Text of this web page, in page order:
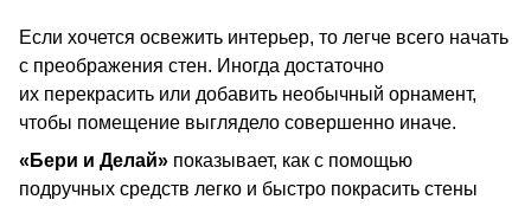
Если хочется освежить интерьер, то легче всего начать
с преображения стен. Иногда достаточно
их перекрасить или добавить необычный орнамент,
чтобы помещение выглядело совершенно иначе.
«Бери и Делай» показывает, как с помощью
подручных средств легко и быстро покрасить стены